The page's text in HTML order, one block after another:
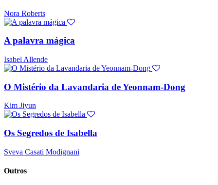
Nora Roberts
A palavra mágica
Isabel Allende
O Mistério da Lavandaria de Yeonnam-Dong
Kim Jiyun
Os Segredos de Isabella
Sveva Casati Modignani
Outros